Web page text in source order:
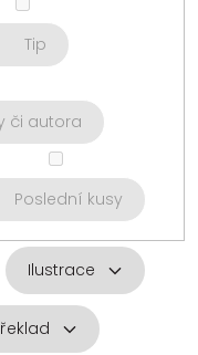
Tip
či autora
Poslední kusy
Ilustrace